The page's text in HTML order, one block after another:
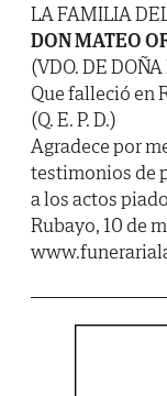
LA FAMILIA
DON MATEO
(VDO. DE
Que falleció en
(Q. E. P. D.)
Agradece por
testimonios de
a los actos
Rubayo, 10 de